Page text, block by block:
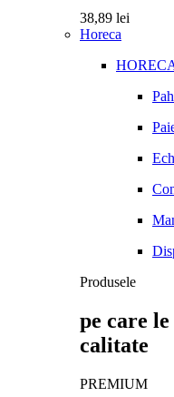
38,89 lei
Horeca
Produsele
pe care
calitate
PREMIUM